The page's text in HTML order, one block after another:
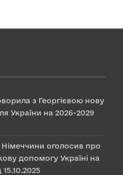
з Георгієвою нову
України на 2026-2029
оголосив про
допомогу Україні на
15.10.2025